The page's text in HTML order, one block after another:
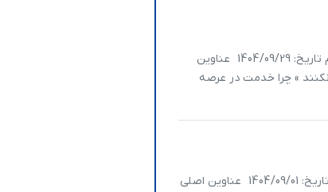
یا انیس متن سخنرانی سید محمد انجوی نژاد موضوع: دنیای آخرالزمان – قسمت دوازدهم تاریخ: 1404/09/29 عناوین
» چرا خدمت در عرصه
یا انیس متن سخنرانی سید محمد انجوی نژاد موضوع: دنیای آخرالزمان – قسمت هشتم تاریخ: 1404/09/01 عناوین اصلی